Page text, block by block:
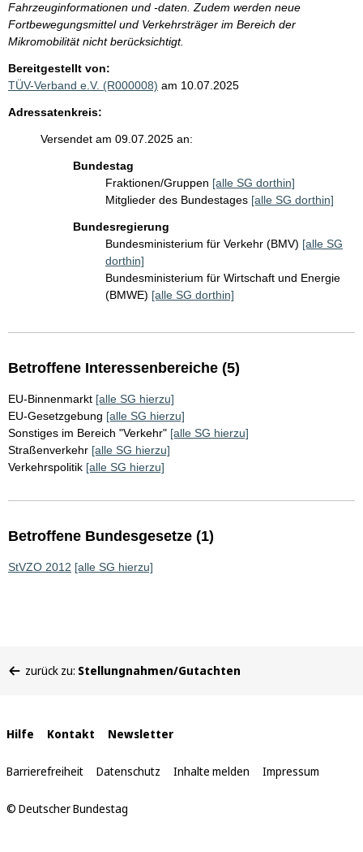
Fahrzeuginformationen und -daten. Zudem werden neue
Fortbewegungsmittel und Verkehrsträger im Bereich der
Mikromobilität nicht berücksichtigt.
Bereitgestellt von:
TÜV-Verband e.V. (R000008) am 10.07.2025
Adressatenkreis:
Versendet am 09.07.2025 an:
Bundestag
Fraktionen/Gruppen [alle SG dorthin]
Mitglieder des Bundestages [alle SG dorthin]
Bundesregierung
Bundesministerium für Verkehr (BMV) [alle SG
dorthin]
Bundesministerium für Wirtschaft und Energie
(BMWE) [alle SG dorthin]
Betroffene Interessenbereiche (5)
EU-Binnenmarkt [alle SG hierzu]
EU-Gesetzgebung [alle SG hierzu]
Sonstiges im Bereich "Verkehr" [alle SG hierzu]
Straßenverkehr [alle SG hierzu]
Verkehrspolitik [alle SG hierzu]
Betroffene Bundesgesetze (1)
StVZO 2012 [alle SG hierzu]
befinden
zurück zu: Stellungnahmen/Gutachten
Interne
Links
Hilfe Kontakt Newsletter
Barrierefreiheit Datenschutz Inhalte melden Impressum
© Deutscher Bundestag